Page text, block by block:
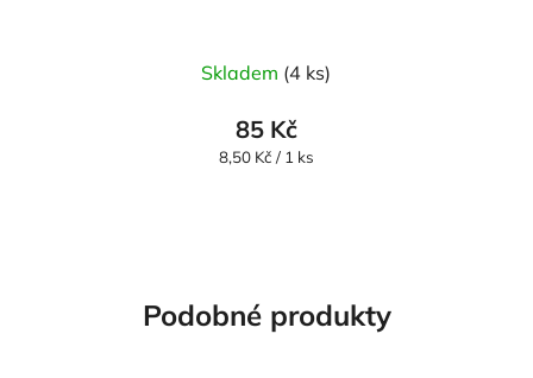
Skladem (4 ks)
85 Kč
Měrná
8,50 Kč / 1 ks
Podobné produkty